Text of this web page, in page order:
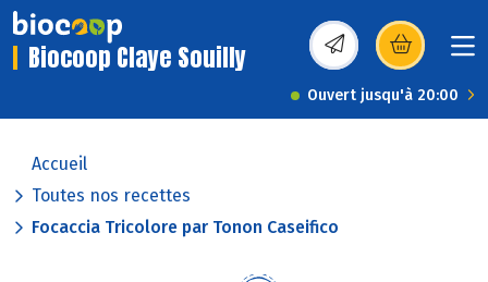
Biocoop Claye Souilly (s’ouvre dans une
Ouvert jusqu'à 20:00
Accueil
Toutes nos recettes
Focaccia Tricolore par Tonon Caseifico